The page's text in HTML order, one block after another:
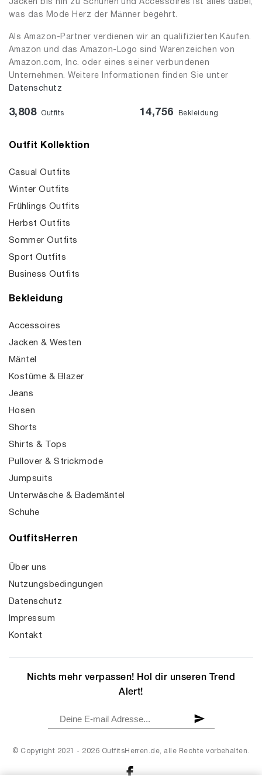
Jacken bis hin zu Schuhen und Accessoires ist alles dabei,
was das Mode Herz der Männer begehrt.
Als Amazon-Partner verdienen wir an qualifizierten Käufen.
Amazon und das Amazon-Logo sind Warenzeichen von
Amazon.com, Inc. oder eines seiner verbundenen
Unternehmen. Weitere Informationen finden Sie unter
Datenschutz
3,808 Outfits 14,756 Bekleidung
Outfit Kollektion
Casual Outfits
Winter Outfits
Frühlings Outfits
Herbst Outfits
Sommer Outfits
Sport Outfits
Business Outfits
Bekleidung
Accessoires
Jacken & Westen
Mäntel
Kostüme & Blazer
Jeans
Hosen
Shorts
Shirts & Tops
Pullover & Strickmode
Jumpsuits
Unterwäsche & Bademäntel
Schuhe
OutfitsHerren
Über uns
Nutzungsbedingungen
Datenschutz
Impressum
Kontakt
© Copyright 2021 - 2026 OutfitsHerren.de, alle Rechte vorbehalten.
Nichts mehr verpassen! Hol dir unseren Trend
Alert!